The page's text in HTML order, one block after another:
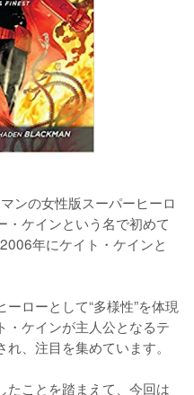
ンの女性版スーパーヒーロ
・ケインという名で初めて
年にケイト・ケインと
ローとして“多様性”を体現
・ケインが主人公となるテ
、注目を集めています。
たことを踏まえて、今回は